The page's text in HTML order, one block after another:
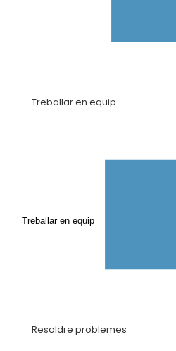
Treballar en equip
Treballar en equip
Resoldre problemes